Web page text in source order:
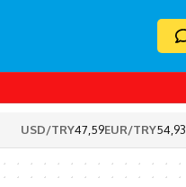
USD/TRY47,59EUR/TRY54,93